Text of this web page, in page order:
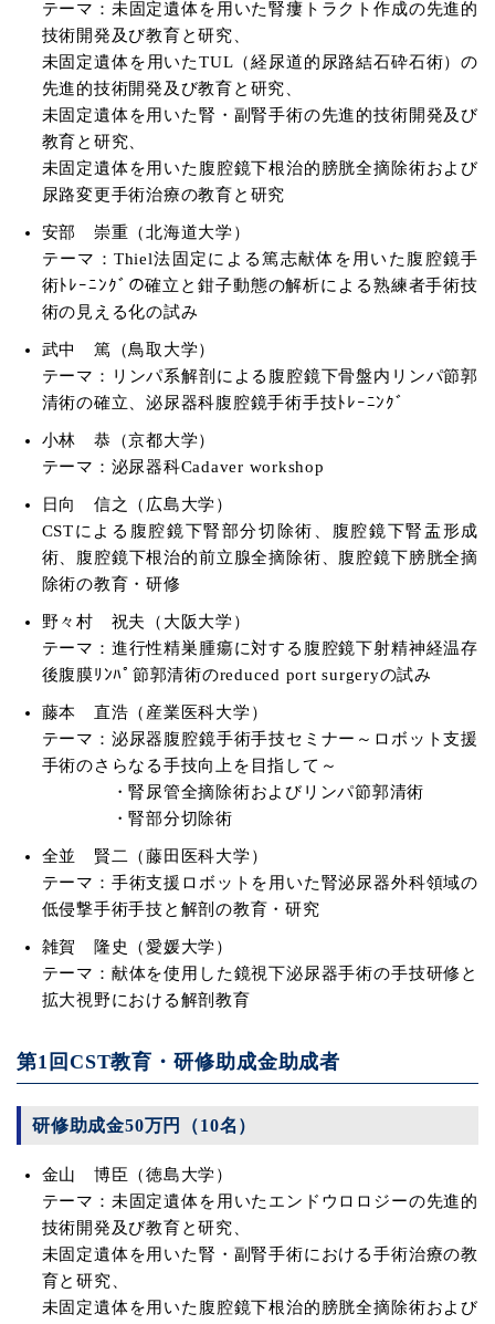
テーマ：未固定遺体を用いた腎瘻トラクト作成の先進的
技術開発及び教育と研究、
未固定遺体を用いたTUL（経尿道的尿路結石砕石術）の
先進的技術開発及び教育と研究、
未固定遺体を用いた腎・副腎手術の先進的技術開発及び
教育と研究、
未固定遺体を用いた腹腔鏡下根治的膀胱全摘除術および
尿路変更手術治療の教育と研究
安部 崇重（北海道大学）
テーマ：Thiel法固定による篤志献体を用いた腹腔鏡手
術ﾄﾚｰﾆﾝｸﾞの確立と鉗子動態の解析による熟練者手術技
術の見える化の試み
武中 篤（鳥取大学）
テーマ：リンパ系解剖による腹腔鏡下骨盤内リンパ節郭
清術の確立、泌尿器科腹腔鏡手術手技ﾄﾚｰﾆﾝｸﾞ
小林 恭（京都大学）
テーマ：泌尿器科Cadaver workshop
日向 信之（広島大学）
CSTによる腹腔鏡下腎部分切除術、腹腔鏡下腎盂形成
術、腹腔鏡下根治的前立腺全摘除術、腹腔鏡下膀胱全摘
除術の教育・研修
野々村 祝夫（大阪大学）
テーマ：進行性精巣腫瘍に対する腹腔鏡下射精神経温存
後腹膜ﾘﾝﾊﾟ節郭清術のreduced port surgeryの試み
藤本 直浩（産業医科大学）
テーマ：泌尿器腹腔鏡手術手技セミナー～ロボット支援
手術のさらなる手技向上を目指して～
・腎尿管全摘除術およびリンパ節郭清術
・腎部分切除術
全並 賢二（藤田医科大学）
テーマ：手術支援ロボットを用いた腎泌尿器外科領域の
低侵撃手術手技と解剖の教育・研究
雑賀 隆史（愛媛大学）
テーマ：献体を使用した鏡視下泌尿器手術の手技研修と
拡大視野における解剖教育
第1回CST教育・研修助成金助成者
研修助成金50万円（10名）
金山 博臣（徳島大学）
テーマ：未固定遺体を用いたエンドウロロジーの先進的
技術開発及び教育と研究、
未固定遺体を用いた腎・副腎手術における手術治療の教
育と研究、
未固定遺体を用いた腹腔鏡下根治的膀胱全摘除術および